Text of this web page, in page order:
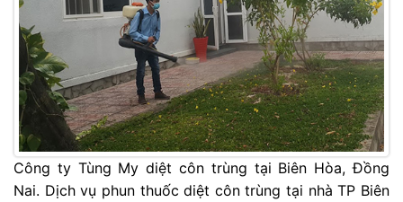
Công ty Tùng My diệt côn trùng tại Biên Hòa, Đồng
Nai. Dịch vụ phun thuốc diệt côn trùng tại nhà TP Biên